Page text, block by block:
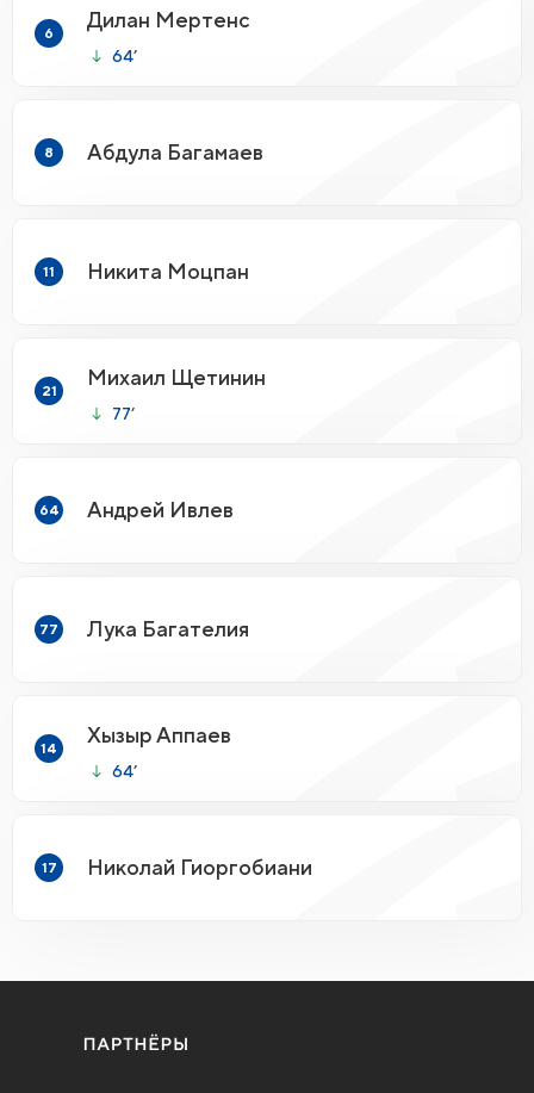
6
Дилан Мертенс
64’
8 Абдула Багамаев
11 Никита Моцпан
21
Михаил Щетинин
77’
64 Андрей Ивлев
77 Лука Багателия
14
Хызыр Аппаев
64’
17 Николай Гиоргобиани